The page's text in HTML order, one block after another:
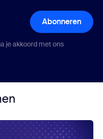
Abonneren
je akkoord met ons